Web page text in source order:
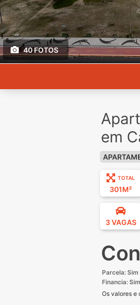
40 FOTOS
em
TOTAL
301M²
3 VAGAS
Parcela: Sim
Financia: Sim
Os valores e